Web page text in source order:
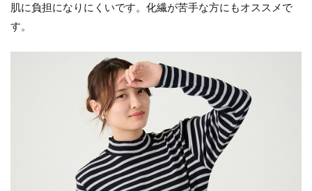
肌に負担になりにくいです。化繊が苦手な方にもオススメで
す。